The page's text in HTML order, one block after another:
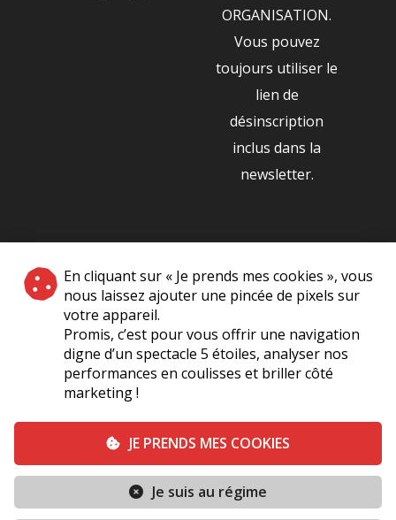
En cliquant sur « Je prends mes cookies », vous
nous laissez ajouter une pincée de pixels sur
votre appareil.
Promis, c’est pour vous offrir une navigation
digne d’un spectacle 5 étoiles, analyser nos
performances en coulisses et briller côté
marketing !
JE PRENDS MES COOKIES
Je suis au régime
ORGANISATION.
Vous pouvez
toujours utiliser le
lien de
désinscription
inclus dans la
newsletter.
NOS PARTENAIRES
|
Plan du site A Propos de Nous
Mentions légales Vie Privée
Conditions générales de vente